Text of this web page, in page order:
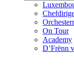
On Tour
Academy
D’Frënn